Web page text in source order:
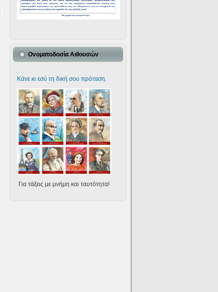
Ονοματοδοσία Αιθουσών
Κάνε κι εσύ τη δική σου πρόταση.
Για τάξεις με μνήμη και ταυτότητα!